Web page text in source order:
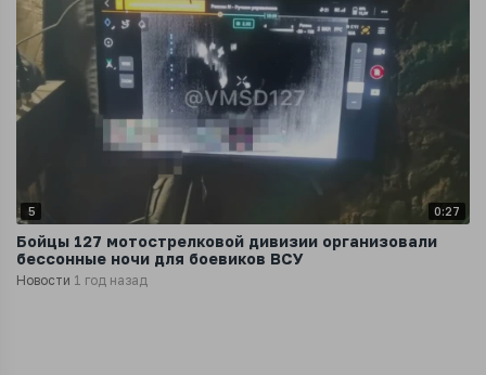
5 0:27
Бойцы 127 мотострелковой дивизии организовали
бессонные ночи для боевиков ВСУ
Новости 1 год назад